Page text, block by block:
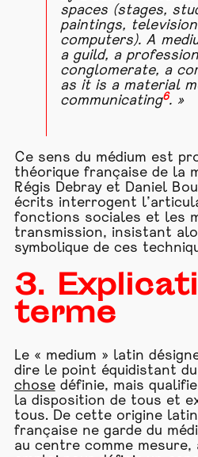
spaces (stages,
paintings,
computers). A
a guild, a
conglomerate, a
as it is a material
communicating6. »
Ce sens du médium est
théorique française de la
Régis Debray et Daniel
écrits interrogent
fonctions sociales et les
transmission, insistant
symbolique de ces
3.
terme
Le « medium » latin
dire le point équidistant du
chosedéfinie, mais
la disposition de tous et
tous. De cette origine
française ne garde du
au centre comme mesure,